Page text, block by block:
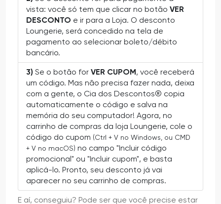
vista: você só tem que clicar no botão VER
DESCONTO e ir para a Loja. O desconto
Loungerie, será concedido na tela de
pagamento ao selecionar boleto/débito
bancário.
3) Se o botão for VER CUPOM, você receberá
um código. Mas não precisa fazer nada, deixa
com a gente, o Cia dos Descontos® copia
automaticamente o código e salva na
memória do seu computador! Agora, no
carrinho de compras da loja Loungerie, cole o
código do cupom (Ctrl + V no Windows, ou CMD
+ V no macOS) no campo "Incluir código
promocional" ou "Incluir cupom", e basta
aplicá-lo. Pronto, seu desconto já vai
aparecer no seu carrinho de compras.
E aí, conseguiu? Pode ser que você precise estar